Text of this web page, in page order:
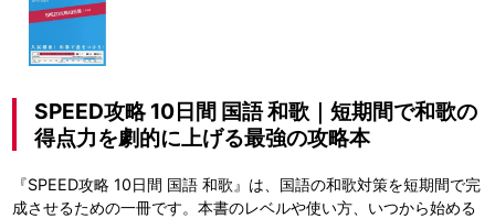
SPEED攻略 10日間 国語 和歌｜短期間で和歌の
得点力を劇的に上げる最強の攻略本
『SPEED攻略 10日間 国語 和歌』は、国語の和歌対策を短期間で完
成させるための一冊です。本書のレベルや使い方、いつから始める